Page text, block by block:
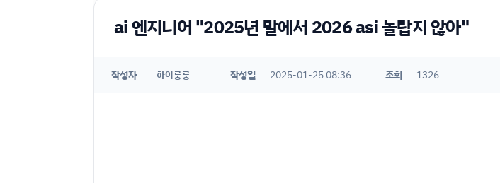
ai 엔지니어 "2025년 말에서 2026 asi 놀랍지 않아"
작성자 하이룽룽 작성일 2025-01-25 08:36 조회 1326